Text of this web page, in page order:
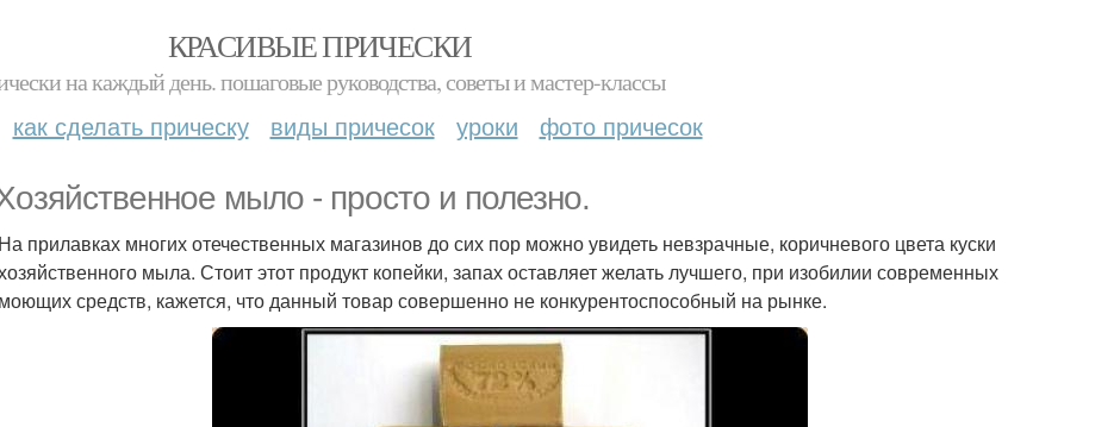
КРАСИВЫЕ ПРИЧЕСКИ
на каждый день. пошаговые руководства, советы и мастер-классы
как сделать прическу виды причесок уроки фото причесок
мыло - просто и полезно.
На прилавках многих отечественных магазинов до сих пор можно увидеть невзрачные, коричневого цвета куски
мыла. Стоит этот продукт копейки, запах оставляет желать лучшего, при изобилии современных
моющих средств, кажется, что данный товар совершенно не конкурентоспособный на рынке.